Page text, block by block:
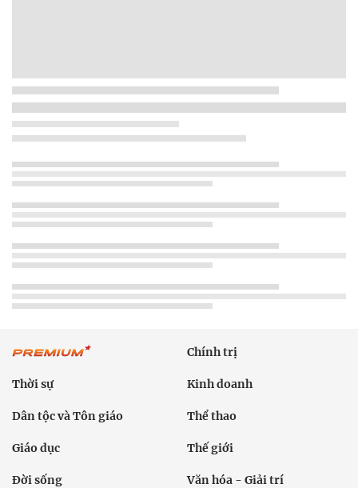
Chính trị
Thời sự Kinh doanh
Dân tộc và Tôn giáo Thể thao
Giáo dục Thế giới
Đời sống Văn hóa - Giải trí